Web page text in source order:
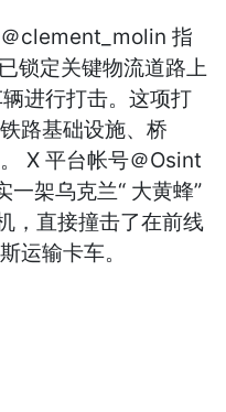
clement_molin 指
锁定关键物流道路上
进行打击。这项打
路基础设施、桥
X 平台帐号＠Osint
架乌克兰“ 大黄蜂”
，直接撞击了在前线
运输卡车。